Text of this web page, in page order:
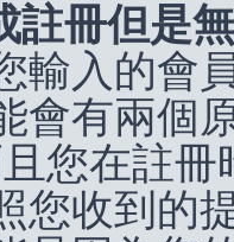
註冊但是
輸入的會
會有兩個
您在註
您收到的